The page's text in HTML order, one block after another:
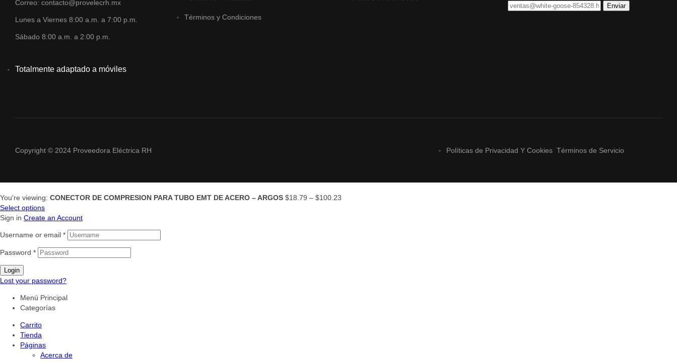
Correo: contacto@provelecrh.mx
Lunes a Viernes 8:00 a.m. a 7:00 p.m.
Sábado 8:00 a.m. a 2:00 p.m.
Totalmente adaptado a móviles
Términos y Condiciones
Copyright © 2024 Proveedora Eléctrica RH Políticas de Privacidad Y Cookies Términos de Servicio
You're viewing: CONECTOR DE COMPRESION PARA TUBO EMT DE ACERO – ARGOS $18.79 – $100.23
Select options
Sign in Create an Account
Username or email *
Password *
Login
Lost your password?
Menú Principal
Categorías
Carrito
Tienda
Páginas
Acerca de